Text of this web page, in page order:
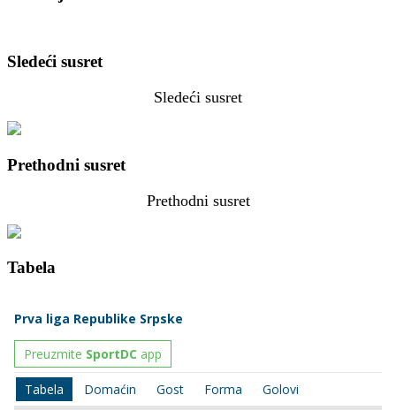
Sledeći susret
Sledeći susret
Prethodni susret
Prethodni susret
Tabela